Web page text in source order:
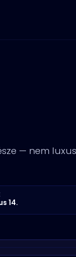
— nem
14.